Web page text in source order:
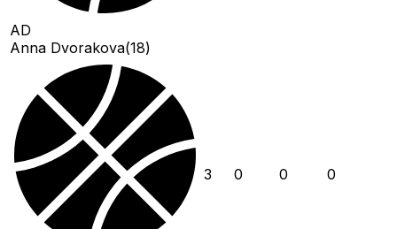
AD
Anna Dvorakova(18)
3 0 0 0